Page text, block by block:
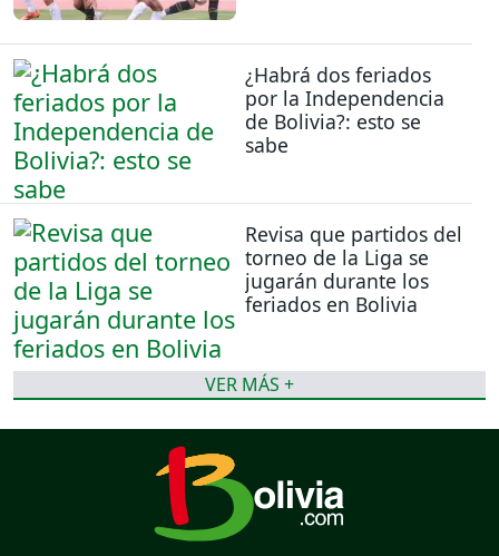
¿Habrá dos feriados
por la Independencia
de Bolivia?: esto se
sabe
Revisa que partidos del
torneo de la Liga se
jugarán durante los
feriados en Bolivia
VER MÁS +